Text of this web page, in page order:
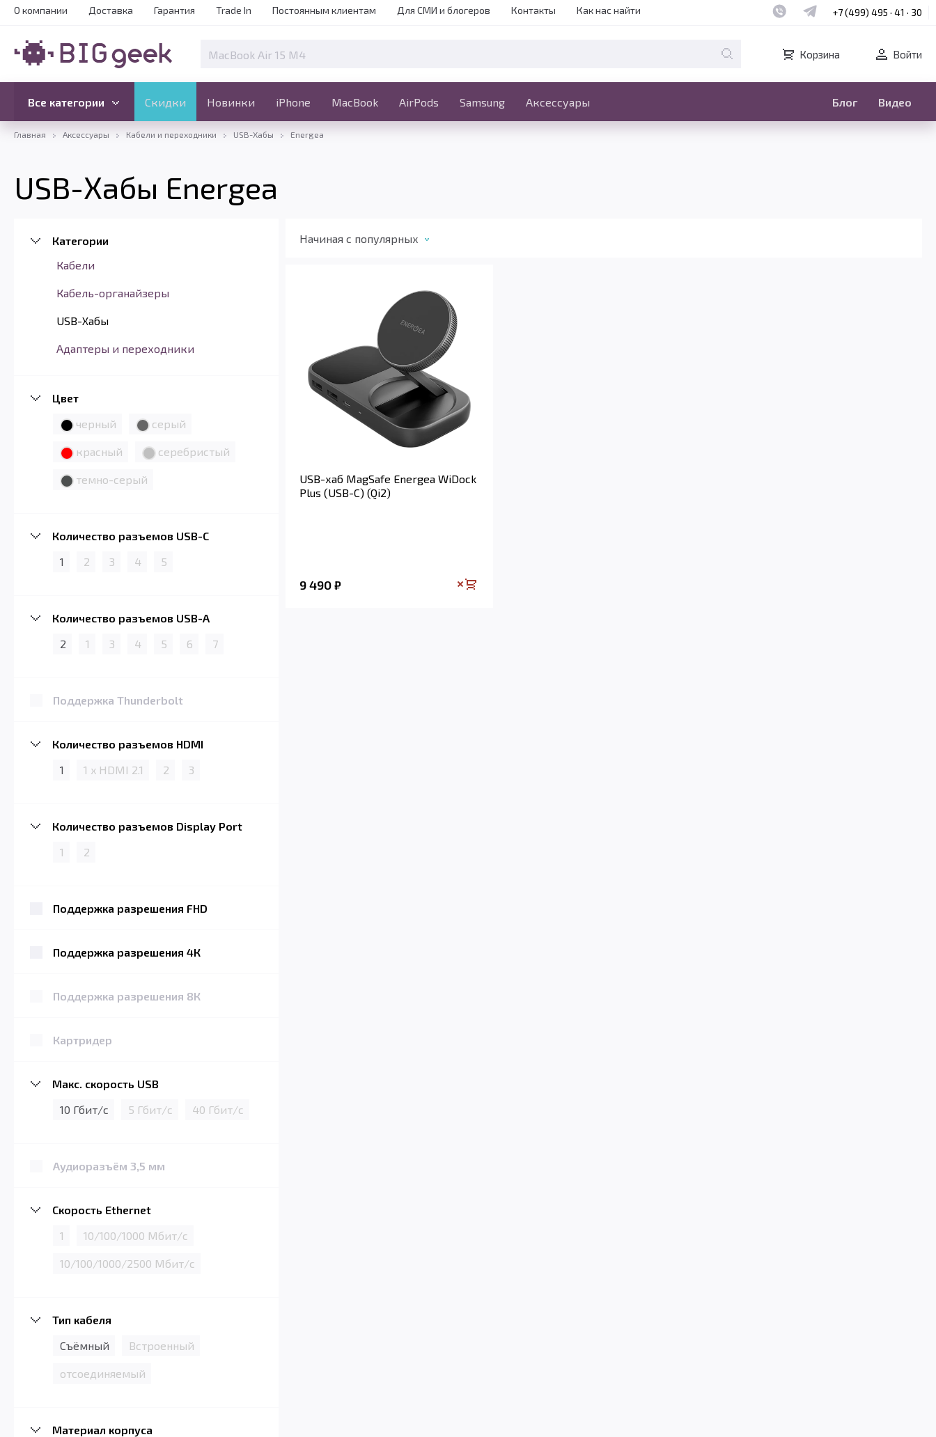
О компании Доставка Гарантия Trade In Постоянным клиентам Для СМИ и блогеров Контакты Как нас найти Наш whatsapp
Наш telegram
+7 (499) 495 · 41 · 30
Корзина Войти
Все категории Скидки Новинки iPhone MacBook AirPods Samsung Аксессуары Блог Видео
Скидки Новинки iPhone MacBook
Все категории Ещё
Главная Аксессуары Кабели и переходники USB-Хабы Energea
USB-Хабы Energea
Категории
Кабели
Кабель-органайзеры
USB-Хабы
Адаптеры и переходники
Цвет
черный
серый
красный серебристый
темно-серый
Количество разъемов USB-C
1
2 3 4 5
Количество разъемов USB-A
2
1 3 4 5 6 7
Поддержка Thunderbolt
Количество разъемов HDMI
1
1 x HDMI 2.1 2 3
Количество разъемов Display Port
1
2
Поддержка разрешения FHD
Поддержка разрешения 4К
Поддержка разрешения 8К
Картридер
Макс. скорость USB
10 Гбит/с
5 Гбит/с 40 Гбит/с
Аудиоразъём 3,5 мм
Скорость Ethernet
1
10/100/1000 Мбит/с
10/100/1000/2500 Мбит/с
Тип кабеля
Съёмный
Встроенный
отсоединяемый
Материал корпуса
Начиная c популярных
USB-хаб MagSafe Energea WiDock
Plus (USB-C) (Qi2)
9 490 ₽